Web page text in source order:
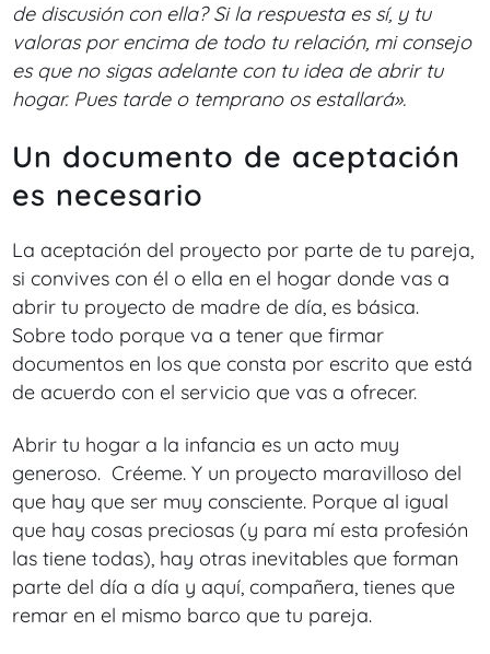
de discusión con ella? Si la respuesta es sí, y tu
valoras por encima de todo tu relación, mi consejo
es que no sigas adelante con tu idea de abrir tu
hogar. Pues tarde o temprano os estallará».
Un documento de aceptación
es necesario
La aceptación del proyecto por parte de tu pareja,
si convives con él o ella en el hogar donde vas a
abrir tu proyecto de madre de día, es básica.
Sobre todo porque va a tener que firmar
documentos en los que consta por escrito que está
de acuerdo con el servicio que vas a ofrecer.
Abrir tu hogar a la infancia es un acto muy
generoso. Créeme. Y un proyecto maravilloso del
que hay que ser muy consciente. Porque al igual
que hay cosas preciosas (y para mí esta profesión
las tiene todas), hay otras inevitables que forman
parte del día a día y aquí, compañera, tienes que
remar en el mismo barco que tu pareja.